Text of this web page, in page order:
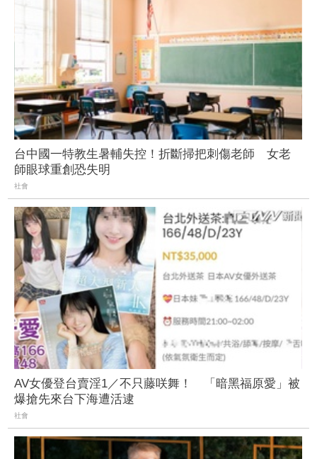
台中國一特教生暑輔失控！折斷掃把刺傷老師 女老
師眼球重創恐失明
社會
AV女優登台賣淫1／不只藤咲舞！ 「暗黑福原愛」被
爆搶先來台下海遭活逮
社會